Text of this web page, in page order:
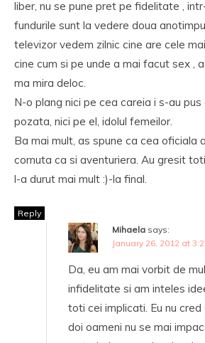
liber, nu se pune pret pe fidelitate ,
fundurile sunt la vedere doua
televizor vedem zilnic cine are cele
cine cum si pe unde a mai facut sex ,
ma mira deloc.
N-o plang nici pe cea careia i s-au pus
pozata, nici pe el, idolul femeilor.
Ba mai mult, as spune ca cea oficiala
cornuta ca si aventuriera. Au gresit
l-a durut mai mult :)-la final.
Reply
Mihaela says:
January 26, 2012 at
Da, eu am mai vorbit de
infidelitate si am inteles
toti cei implicati. Eu nu
doi oameni nu se mai